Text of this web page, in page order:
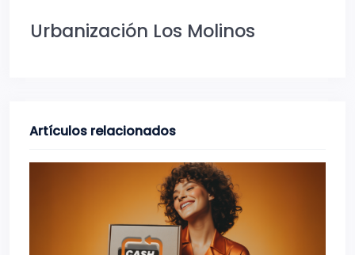
Urbanización Los Molinos
Artículos relacionados